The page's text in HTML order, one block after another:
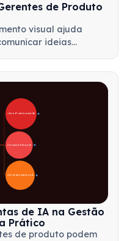
de Produto
visual ajuda
ideias
de produto.
🚀 Áreas de Transformação pela IA
🛠️ Ferramentas Práticas de IA
📋 Estratégia de Implementação
de IA na Gestão
Prático
de produto podem